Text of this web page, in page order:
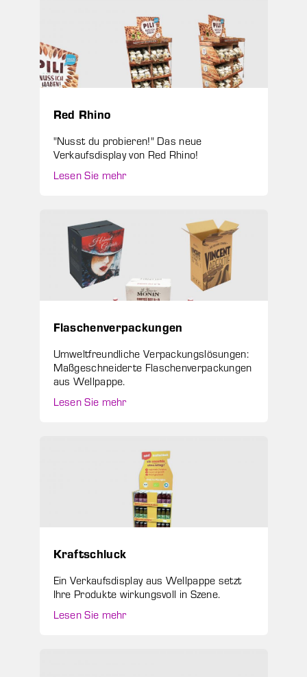
Red Rhino
"Nusst du probieren!" Das neue
Verkaufsdisplay von Red Rhino!
Lesen Sie mehr
Flaschenverpackungen
Umweltfreundliche Verpackungslösungen:
Maßgeschneiderte Flaschenverpackungen
aus Wellpappe.
Lesen Sie mehr
Kraftschluck
Ein Verkaufsdisplay aus Wellpappe setzt
Ihre Produkte wirkungsvoll in Szene.
Lesen Sie mehr